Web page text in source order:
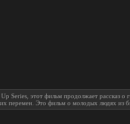
Series, этот фильм продолжает рассказ
перемен. Это фильм о молодых людях из